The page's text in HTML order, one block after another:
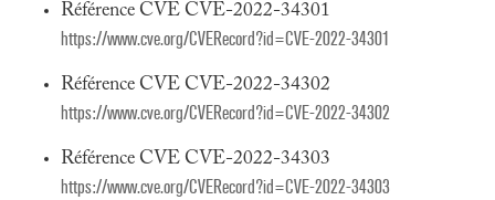
Référence CVE CVE-2022-34301
https://www.cve.org/CVERecord?id=CVE-2022-34301
Référence CVE CVE-2022-34302
https://www.cve.org/CVERecord?id=CVE-2022-34302
Référence CVE CVE-2022-34303
https://www.cve.org/CVERecord?id=CVE-2022-34303